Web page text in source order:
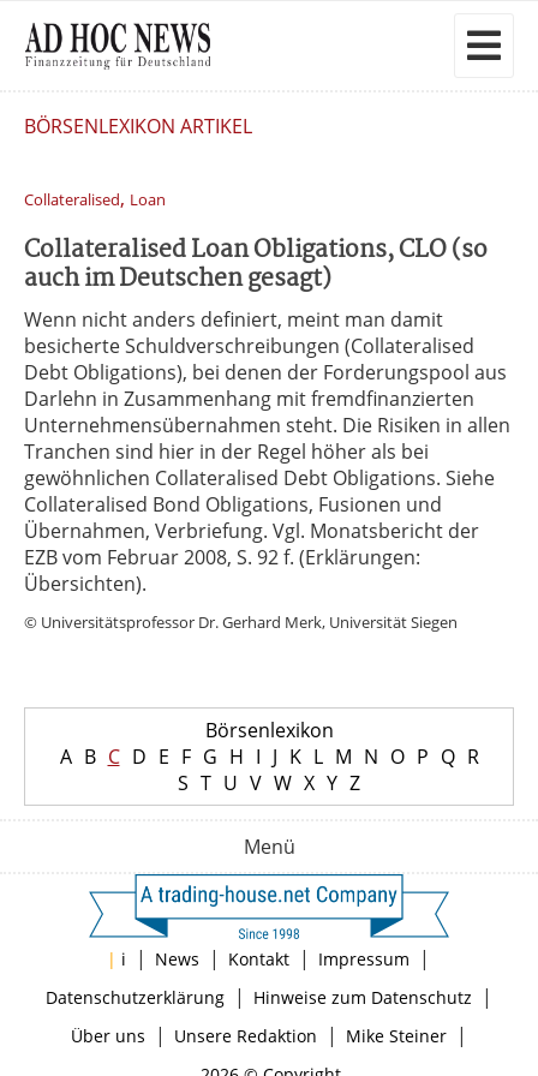
BÖRSENLEXIKON ARTIKEL
Collateralised, Loan
Collateralised Loan Obligations, CLO (so
auch im Deutschen gesagt)
Wenn nicht anders definiert, meint man damit
besicherte Schuldverschreibungen (Collateralised
Debt Obligations), bei denen der Forderungspool aus
Darlehn in Zusammenhang mit fremdfinanzierten
Unternehmensübernahmen steht. Die Risiken in allen
Tranchen sind hier in der Regel höher als bei
gewöhnlichen Collateralised Debt Obligations. Siehe
Collateralised Bond Obligations, Fusionen und
Übernahmen, Verbriefung. Vgl. Monatsbericht der
EZB vom Februar 2008, S. 92 f. (Erklärungen:
Übersichten).
© Universitätsprofessor Dr. Gerhard Merk, Universität Siegen
Börsenlexikon
A B C D E F G H I J K L M N O P Q R
S T U V W X Y Z
Menü
| i | News | Kontakt | Impressum |
Datenschutzerklärung| Hinweise zum Datenschutz |
Über uns | Unsere Redaktion | Mike Steiner|